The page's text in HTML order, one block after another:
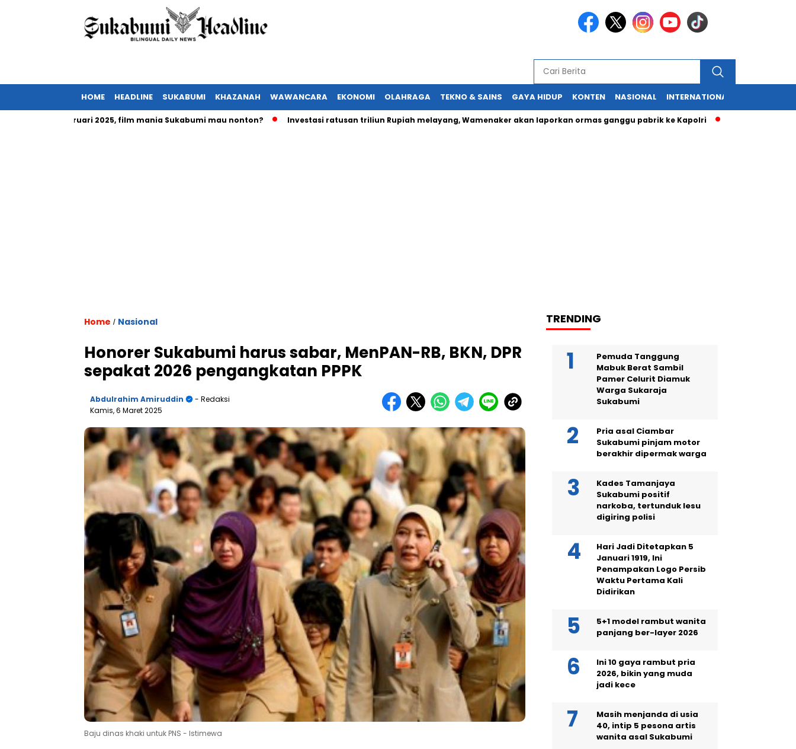
HOME HEADLINE SUKABUMI KHAZANAH WAWANCARA EKONOMI OLAHRAGA TEKNO & SAINS GAYA HIDUP KONTEN NASIONAL INTERNATIONAL
Februari 2025, film mania Sukabumi mau nonton? Investasi ratusan triliun Rupiah melayang, Wamenaker akan laporkan ormas ganggu pabrik ke Kapolri Cabup dan Cawali
Home / Nasional
Honorer Sukabumi harus sabar, MenPAN-RB, BKN, DPR
sepakat 2026 pengangkatan PPPK
Abdulrahim Amiruddin
- Redaksi
Kamis, 6 Maret 2025
Baju dinas khaki untuk PNS - Istimewa
TRENDING
Pemuda Tanggung
Mabuk Berat Sambil
Pamer Celurit Diamuk
Warga Sukaraja
Sukabumi
Pria asal Ciambar
Sukabumi pinjam motor
berakhir dipermak warga
Kades Tamanjaya
Sukabumi positif
narkoba, tertunduk lesu
digiring polisi
Hari Jadi Ditetapkan 5
Januari 1919, Ini
Penampakan Logo Persib
Waktu Pertama Kali
Didirikan
5+1 model rambut wanita
panjang ber-layer 2026
Ini 10 gaya rambut pria
2026, bikin yang muda
jadi kece
Masih menjanda di usia
40, intip 5 pesona artis
wanita asal Sukabumi